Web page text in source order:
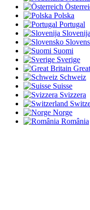
Polska
Portugal
Slovenija
Suomi
Sverige
Schweiz
Suisse
Svizzera
Norge
România